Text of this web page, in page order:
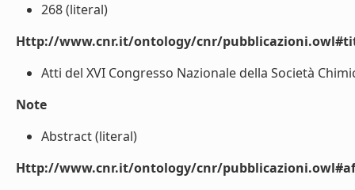
268 (literal)
Http://www.cnr.it/ontology/cnr/
Atti del XVI Congresso Nazionale della Società
Note
Abstract (literal)
Http://www.cnr.it/ontology/cnr/